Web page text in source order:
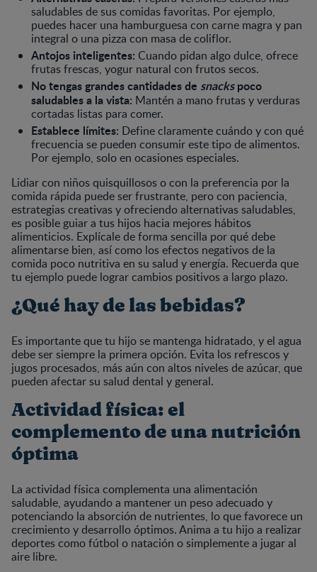
saludables de sus comidas favoritas. Por ejemplo,
puedes hacer una hamburguesa con carne magra y pan
integral o una pizza con masa de coliflor.
Antojos inteligentes: Cuando pidan algo dulce, ofrece
frutas frescas, yogur natural con frutos secos.
No tengas grandes cantidades de snackspoco
saludables a la vista: Mantén a mano frutas y verduras
cortadas listas para comer.
Establece límites: Define claramente cuándo y con qué
frecuencia se pueden consumir este tipo de alimentos.
Por ejemplo, solo en ocasiones especiales.
Lidiar con niños quisquillosos o con la preferencia por la
comida rápida puede ser frustrante, pero con paciencia,
estrategias creativas y ofreciendo alternativas saludables,
es posible guiar a tus hijos hacia mejores hábitos
alimenticios. Explícale de forma sencilla por qué debe
alimentarse bien, así como los efectos negativos de la
comida poco nutritiva en su salud y energía. Recuerda que
tu ejemplo puede lograr cambios positivos a largo plazo.
¿Qué hay de las bebidas?
Es importante que tu hijo se mantenga hidratado, y el agua
debe ser siempre la primera opción. Evita los refrescos y
jugos procesados, más aún con altos niveles de azúcar, que
pueden afectar su salud dental y general.
Actividad física: el
complemento de una nutrición
óptima
La actividad física complementa una alimentación
saludable, ayudando a mantener un peso adecuado y
potenciando la absorción de nutrientes, lo que favorece un
crecimiento y desarrollo óptimos. Anima a tu hijo a realizar
deportes como fútbol o natación o simplemente a jugar al
aire libre.